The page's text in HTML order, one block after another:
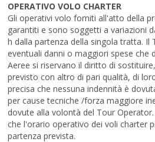
OPERATIVO VOLO CHARTER
Gli operativi volo forniti all'atto della
garantiti e sono soggetti a variazioni
h dalla partenza della singola tratta.
eventuali danni o maggiori spese che
Aeree si riservano il diritto di
previsto con altro di pari qualità, di
precisa che nessuna indennità è
per cause tecniche /forza maggiore
dovute alla volontà del Tour
che l'orario operativo dei voli charter
partenza prevista.